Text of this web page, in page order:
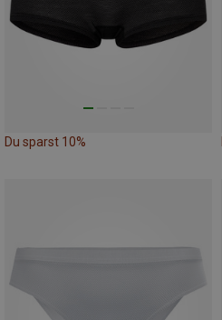
Du sparst 10%